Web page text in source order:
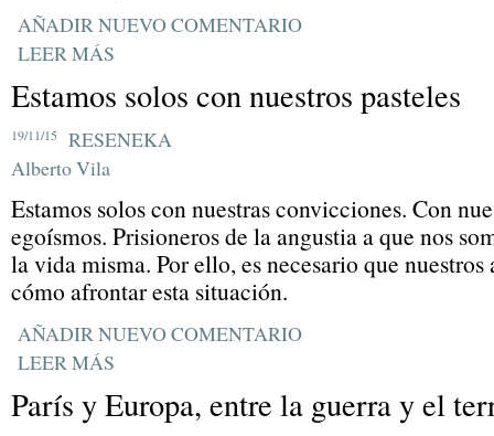
AÑADIR NUEVO COMENTARIO
LEER MÁS
Estamos solos con nuestros pasteles
19/11/15
RESENEKA
Alberto Vila
Estamos solos con nuestras convicciones. Con
egoísmos. Prisioneros de la angustia a que nos
la vida misma. Por ello, es necesario que nuestros
cómo afrontar esta situación.
AÑADIR NUEVO COMENTARIO
LEER MÁS
París y Europa, entre la guerra y el